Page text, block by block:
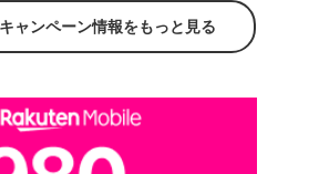
ャンペーン情報をもっと見る